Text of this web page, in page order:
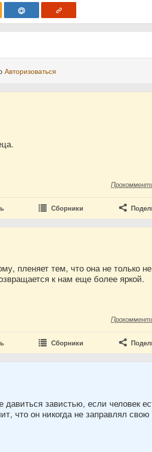
Авторизоваться
Сборники
пленяет тем, что она не только не
к нам еще более яркой.
Сборники
завистью, если человек
что он никогда не заправлял